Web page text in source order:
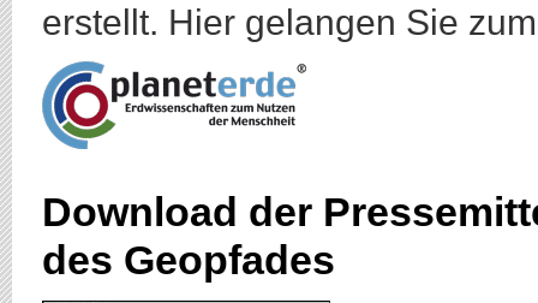
erstellt. Hier gelangen Sie
Download der
des Geopfades